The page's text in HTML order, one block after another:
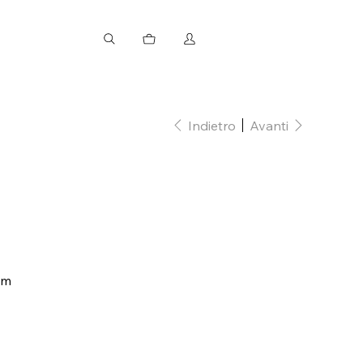
Indietro Avanti